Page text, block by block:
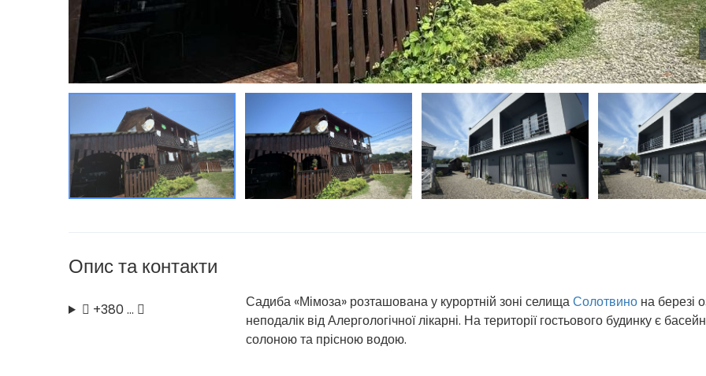
Опис та контакти
+380 … Садиба «Мімоза» розташована у курортній зоні селищаСолотвино на березі
неподалік від Алергологічної лікарні. На території гостьового будинку є
солоною та прісною водою.